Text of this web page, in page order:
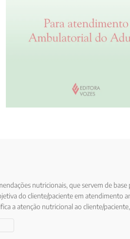
nutricionais, que servem de
do cliente/paciente em atendimento
a atenção nutricional ao cliente/
embasam atualmente a Ciência da